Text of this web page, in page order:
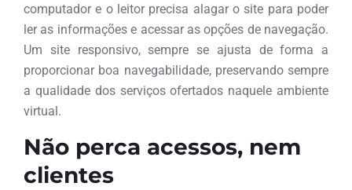
computador e o leitor precisa alagar o site para poder
ler as informações e acessar as opções de navegação.
Um site responsivo, sempre se ajusta de forma a
proporcionar boa navegabilidade, preservando sempre
a qualidade dos serviços ofertados naquele ambiente
virtual.
Não perca acessos, nem
clientes